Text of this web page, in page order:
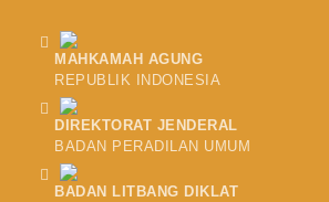
MAHKAMAH AGUNG
REPUBLIK INDONESIA
DIREKTORAT JENDERAL
BADAN PERADILAN UMUM
BADAN LITBANG DIKLAT